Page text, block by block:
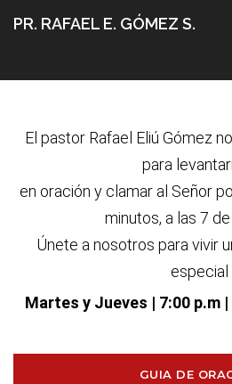
PR. RAFAEL E. GÓMEZ S.
El pastor Rafael Eliú Gómez
para
en oración y clamar al Señor
minutos, a las 7 de
Únete a nosotros para vivir
especial
Martes y Jueves | 7:00 p.m
GUIA DE